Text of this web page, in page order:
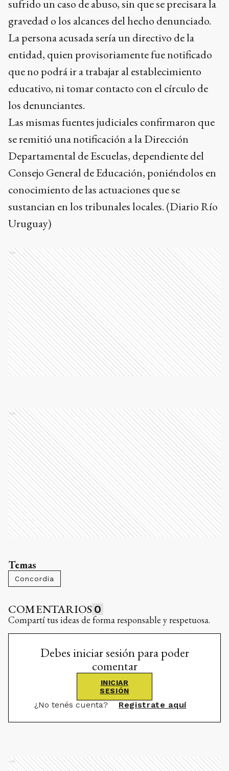
sufrido un caso de abuso, sin que se precisara la
gravedad o los alcances del hecho denunciado.
La persona acusada sería un directivo de la
entidad, quien provisoriamente fue notificado
que no podrá ir a trabajar al establecimiento
educativo, ni tomar contacto con el círculo de
los denunciantes.
Las mismas fuentes judiciales confirmaron que
se remitió una notificación a la Dirección
Departamental de Escuelas, dependiente del
Consejo General de Educación, poniéndolos en
conocimiento de las actuaciones que se
sustancian en los tribunales locales. (Diario Río
Uruguay)
Ads
Ads
Temas
Concordia
COMENTARIOS 0
Compartí tus ideas de forma responsable y respetuosa.
Debes iniciar sesión para poder
comentar
INICIAR
SESIÓN
¿No tenés cuenta? Registrate aquí
Ads